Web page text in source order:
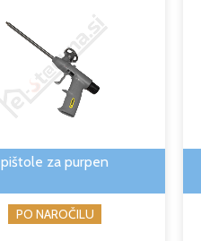
pištole za purpen
PO NAROČILU